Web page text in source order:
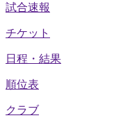
試合速報
チケット
日程・結果
順位表
クラブ